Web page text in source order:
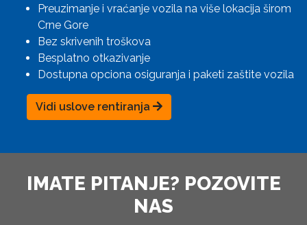
Preuzimanje i vraćanje vozila na više lokacija širom
Crne Gore
Bez skrivenih troškova
Besplatno otkazivanje
Dostupna opciona osiguranja i paketi zaštite vozila
Vidi uslove rentiranja
IMATE PITANJE? POZOVITE
NAS